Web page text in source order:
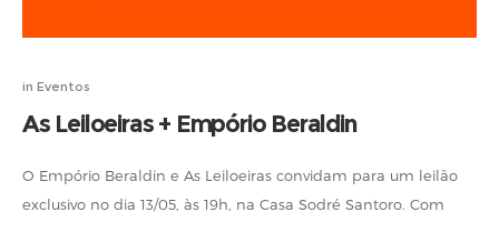
in Eventos
As Leiloeiras + Empório Beraldin
O Empório Beraldin e As Leiloeiras convidam para um leilão
exclusivo no dia 13/05, às 19h, na Casa Sodré Santoro. Com